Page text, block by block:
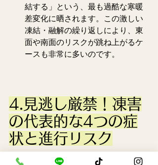
結する」という、最も過酷な寒暖
差変化に晒されます。この激しい
凍結・融解の繰り返しにより、東
面や南面のリスクが跳ね上がるケ
ースも非常に多いのです。
4.見逃し厳禁！凍害
の代表的な4つの症
状と進行リスク